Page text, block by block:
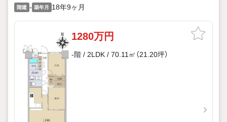
階建 - 築年月 18年9ヶ月
1280万円
-階 / 2LDK / 70.11㎡（21.20坪）